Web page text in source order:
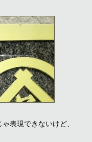
表現できないけど、